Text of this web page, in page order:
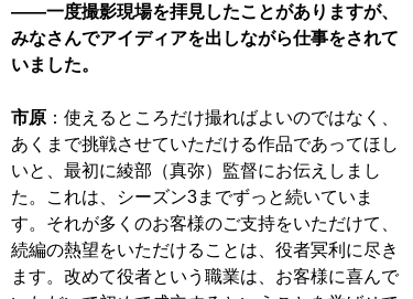
――一度撮影現場を拝見したことがありますが、
みなさんでアイディアを出しながら仕事をされて
いました。
市原 ：使えるところだけ撮ればよいのではなく、
あくまで挑戦させていただける作品であってほし
いと、最初に綾部（真弥）監督にお伝えしまし
た。これは、シーズン3までずっと続いていま
す。それが多くのお客様のご支持をいただけて、
続編の熱望をいただけることは、役者冥利に尽き
ます。改めて役者という職業は、お客様に喜んで